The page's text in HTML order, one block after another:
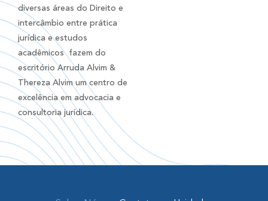
diversas áreas do Direito e
intercâmbio entre prática
jurídica e estudos
acadêmicos fazem do
escritório Arruda Alvim &
Thereza Alvim um centro de
excelência em advocacia e
consultoria jurídica.